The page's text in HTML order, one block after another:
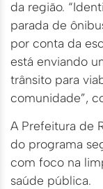
da região.
parada de
por conta da
está enviando
trânsito para
comunidade”,
A Prefeitura de
do programa
com foco na
saúde pública.